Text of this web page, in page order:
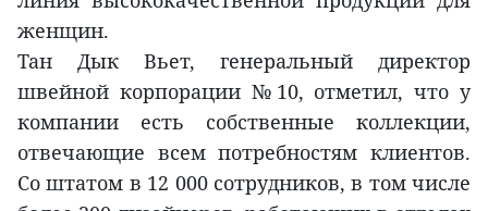
женщин.
Тан Дык Вьет, генеральный директор
швейной корпорации №10, отметил, что у
компании есть собственные коллекции,
отвечающие всем потребностям клиентов.
Со штатом в 12 000 сотрудников, в том числе